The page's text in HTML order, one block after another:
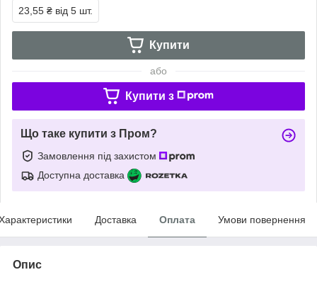
23,55 ₴ від 5 шт.
Купити
або
Купити з
Що таке купити з Пром?
Замовлення під захистом
Доступна доставка
Доставка Оплата Умови повернення
Опис